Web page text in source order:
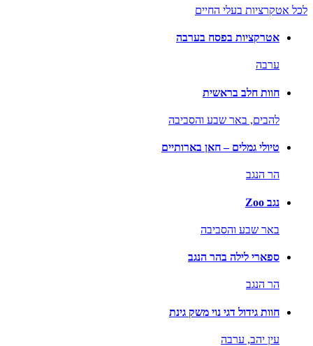
לכל אטקרציות בעלי החיים
אטרקציות בפסח בערבה
ערבה
חוות חלב בראשית
להבים, באר שבע והסביבה
טיולי גמלים – חאן בארותיים
הר הנגב
נגב Zoo
באר שבע והסביבה
ספארי לילה בהר הנגב
הר הנגב
חוות גידול דגי נוי משק גינת
עין יהב, ערבה